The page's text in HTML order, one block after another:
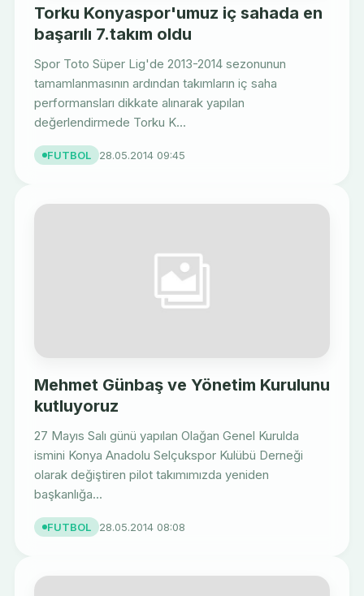
Torku Konyaspor'umuz iç sahada en
başarılı 7.takım oldu
Spor Toto Süper Lig'de 2013-2014 sezonunun
tamamlanmasının ardından takımların iç saha
performansları dikkate alınarak yapılan
değerlendirmede Torku K...
FUTBOL 28.05.2014 09:45
Mehmet Günbaş ve Yönetim Kurulunu
kutluyoruz
27 Mayıs Salı günü yapılan Olağan Genel Kurulda
ismini Konya Anadolu Selçukspor Kulübü Derneği
olarak değiştiren pilot takımımızda yeniden
başkanlığa...
FUTBOL 28.05.2014 08:08